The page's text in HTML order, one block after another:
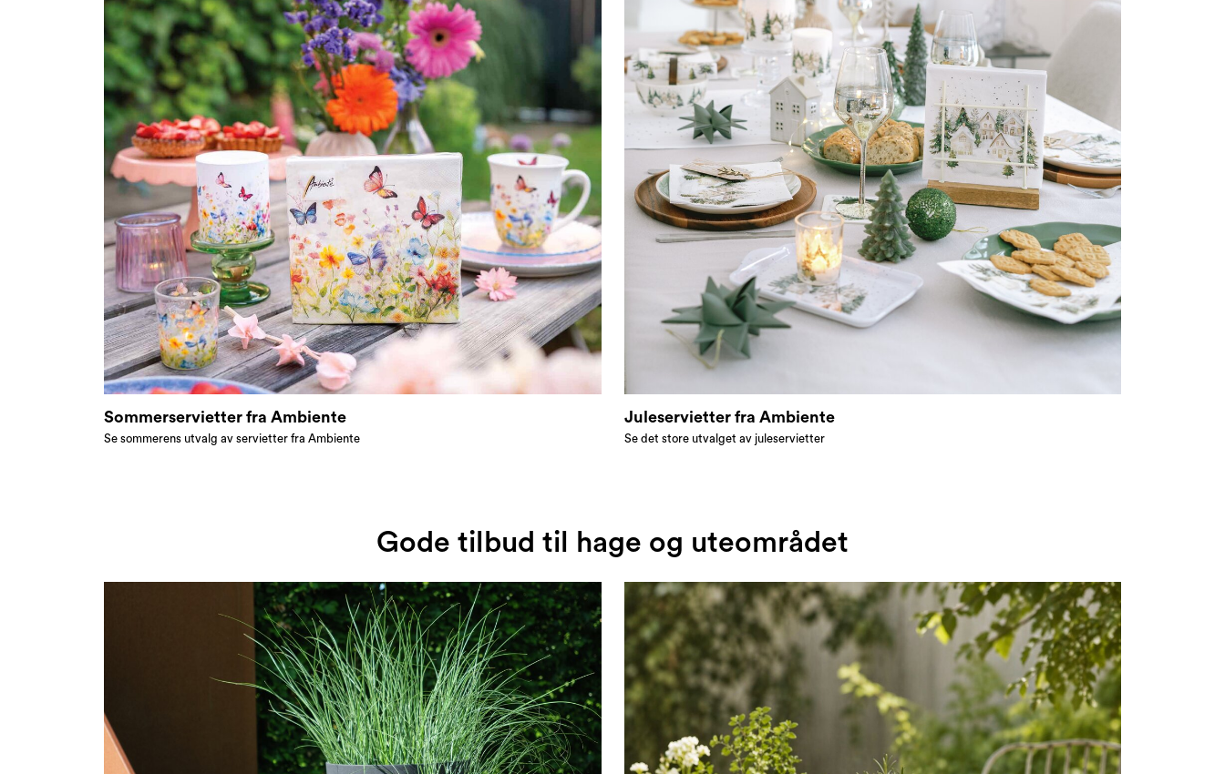
Sommerservietter fra Ambiente
Se sommerens utvalg av servietter fra Ambiente
Juleservietter fra Ambiente
Se det store utvalget av juleservietter
Gode tilbud til hage og uteområdet